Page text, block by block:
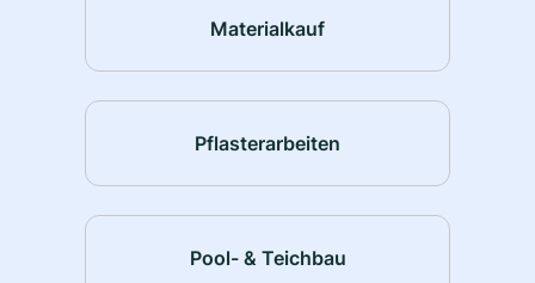
Materialkauf
Pflasterarbeiten
Pool- & Teichbau